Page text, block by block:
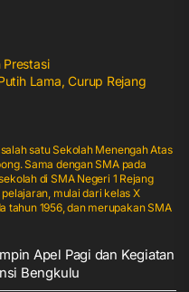
Lama, Curup Rejang
satu Sekolah Menengah Atas
Sama dengan SMA pada
di SMA Negeri 1 Rejang
mulai dari kelas X
tahun 1956, dan merupakan SMA
Apel Pagi dan Kegiatan
Bengkulu